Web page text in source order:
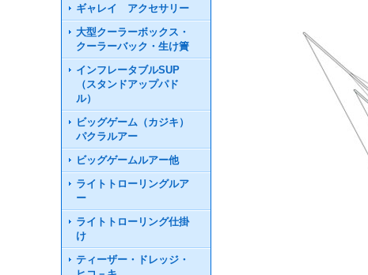
ギャレイ アクセサリー
大型クーラーボックス・
クーラーバック・生け簀
インフレータブルSUP
（スタンドアップパド
ル）
ビッグゲーム（カジキ）
パクラルアー
ビッグゲームルアー他
ライトトローリングルア
ー
ライトトローリング仕掛
け
ティーザー・ドレッジ・